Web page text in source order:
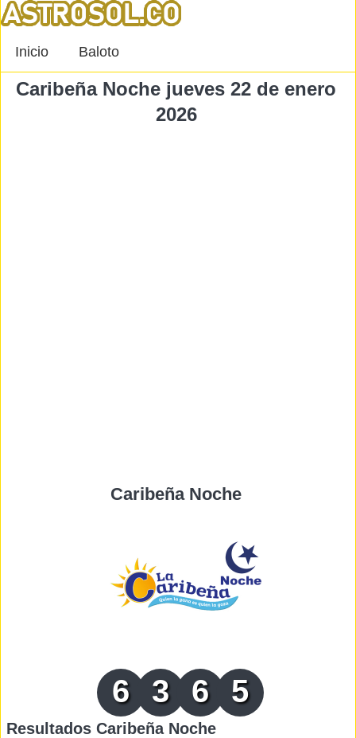
Inicio Baloto
Caribeña Noche jueves 22 de enero
2026
Caribeña Noche
6 3 6 5
Resultados Caribeña Noche